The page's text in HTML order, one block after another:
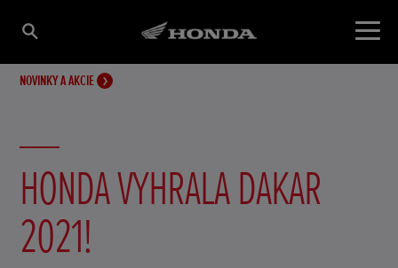
NOVINKY A AKCIE
HONDA VYHRALA DAKAR
2021!